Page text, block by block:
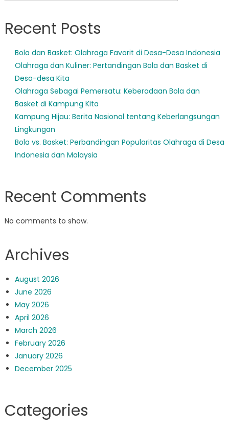
Recent Posts
Bola dan Basket: Olahraga Favorit di Desa-Desa Indonesia
Olahraga dan Kuliner: Pertandingan Bola dan Basket di
Desa-desa Kita
Olahraga Sebagai Pemersatu: Keberadaan Bola dan
Basket di Kampung Kita
Kampung Hijau: Berita Nasional tentang Keberlangsungan
Lingkungan
Bola vs. Basket: Perbandingan Popularitas Olahraga di Desa
Indonesia dan Malaysia
Recent Comments
No comments to show.
Archives
August 2026
June 2026
May 2026
April 2026
March 2026
February 2026
January 2026
December 2025
Categories